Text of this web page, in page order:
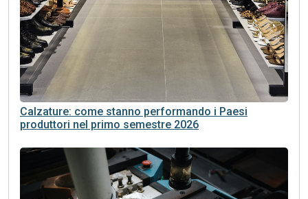
Calzature: come stanno performando i Paesi
produttori nel primo semestre 2026